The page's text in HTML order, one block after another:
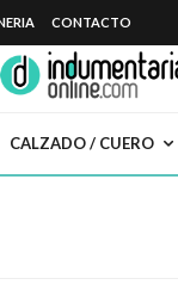
CONTACTO
CALZADO / CUERO